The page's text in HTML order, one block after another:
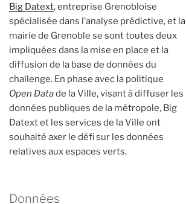
Big Datext, entreprise Grenobloise
spécialisée dans l’analyse prédictive, et la
mairie de Grenoble se sont toutes deux
impliquées dans la mise en place et la
diffusion de la base de données du
challenge. En phase avec la politique
Open Datade la Ville, visant à diffuser les
données publiques de la métropole, Big
Datext et les services de la Ville ont
souhaité axer le défi sur les données
relatives aux espaces verts.
Données